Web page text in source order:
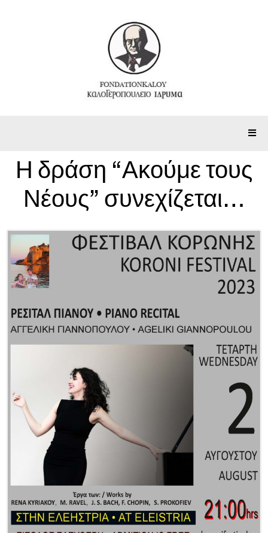
Η δράση “Ακούμε τους
Νέους” συνεχίζεται…